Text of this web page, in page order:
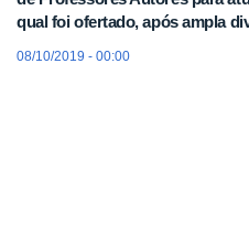
qual foi ofertado, após ampla
08/10/2019 - 00:00